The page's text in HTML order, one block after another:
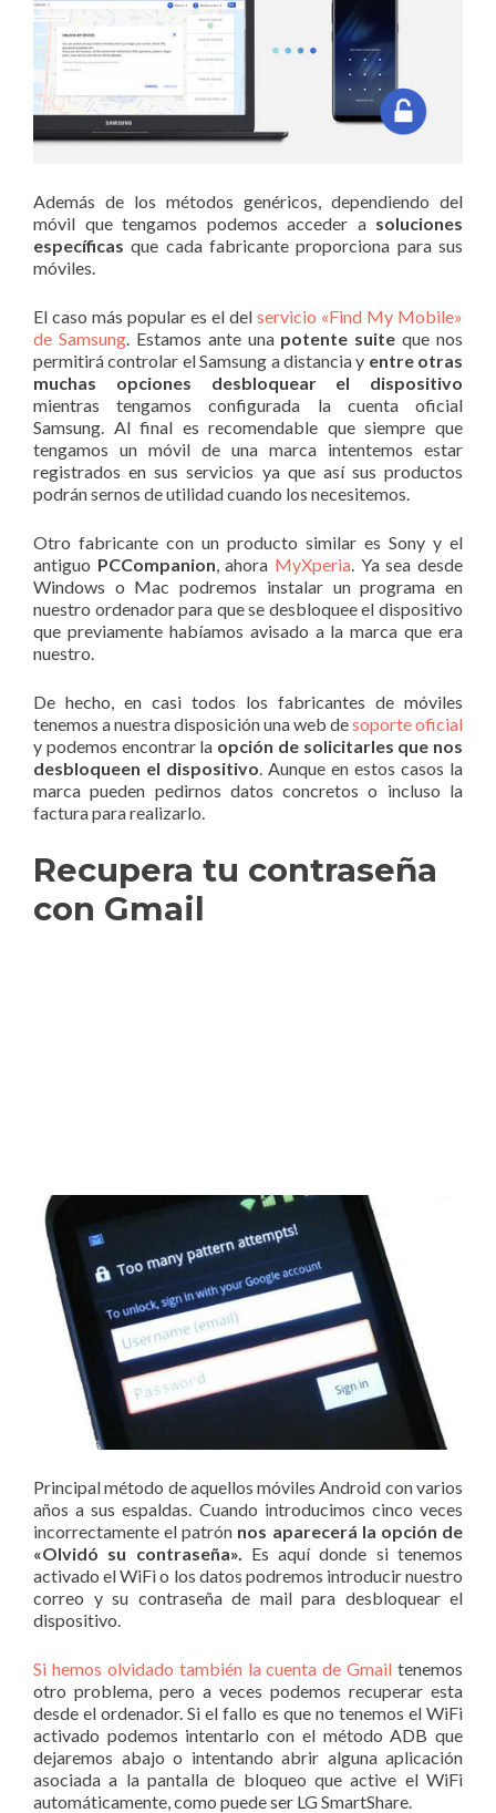
Además de los métodos genéricos, dependiendo del
móvil que tengamos podemos acceder a soluciones
específicas que cada fabricante proporciona para sus
móviles.
El caso más popular es el del servicio «Find My Mobile»
de Samsung. Estamos ante una potente suite que nos
permitirá controlar el Samsung a distancia y entre otras
muchas opciones desbloquear el dispositivo
mientras tengamos configurada la cuenta oficial
Samsung. Al final es recomendable que siempre que
tengamos un móvil de una marca intentemos estar
registrados en sus servicios ya que así sus productos
podrán sernos de utilidad cuando los necesitemos.
Otro fabricante con un producto similar es Sony y el
antiguo PCCompanion, ahora MyXperia. Ya sea desde
Windows o Mac podremos instalar un programa en
nuestro ordenador para que se desbloquee el dispositivo
que previamente habíamos avisado a la marca que era
nuestro.
De hecho, en casi todos los fabricantes de móviles
tenemos a nuestra disposición una web desoporte oficial
y podemos encontrar la opción de solicitarles que nos
desbloqueen el dispositivo. Aunque en estos casos la
marca pueden pedirnos datos concretos o incluso la
factura para realizarlo.
Recupera tu contraseña
con Gmail
Principal método de aquellos móviles Android con varios
años a sus espaldas. Cuando introducimos cinco veces
incorrectamente el patrón nos aparecerá la opción de
«Olvidó su contraseña».
Es aquí donde si tenemos
activado el WiFi o los datos podremos introducir nuestro
correo y su contraseña de mail para desbloquear el
dispositivo.
Si hemos olvidado también la cuenta de Gmail tenemos
otro problema, pero a veces podemos recuperar esta
desde el ordenador. Si el fallo es que no tenemos el WiFi
activado podemos intentarlo con el método ADB que
dejaremos abajo o intentando abrir alguna aplicación
asociada a la pantalla de bloqueo que active el WiFi
automáticamente, como puede ser LG SmartShare.